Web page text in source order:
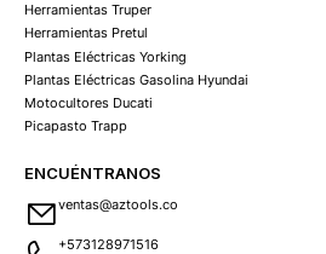
Herramientas Truper
Herramientas Pretul
Plantas Eléctricas Yorking
Plantas Eléctricas Gasolina Hyundai
Motocultores Ducati
Picapasto Trapp
ENCUÉNTRANOS
ventas@aztools.co
+573128971516